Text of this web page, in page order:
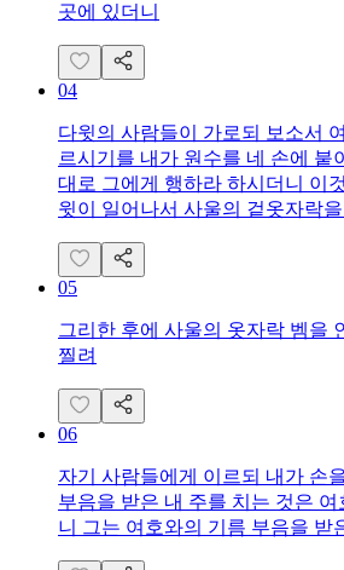
곳에 있더니
04
다윗의 사람들이 가로되 보소서
르시기를 내가 원수를 네 손에 붙
대로 그에게 행하라 하시더니 이
윗이 일어나서 사울의 겉옷자락
05
그리한 후에 사울의 옷자락 벰을
찔려
06
자기 사람들에게 이르되 내가 손
부음을 받은 내 주를 치는 것은 여
니 그는 여호와의 기름 부음을 받